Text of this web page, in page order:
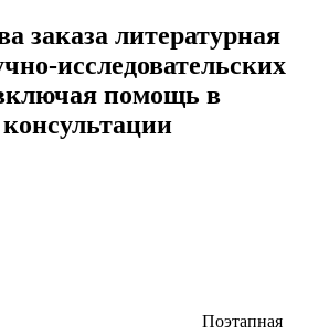
заказа литературная
исследовательских
помощь в
Поэтапная